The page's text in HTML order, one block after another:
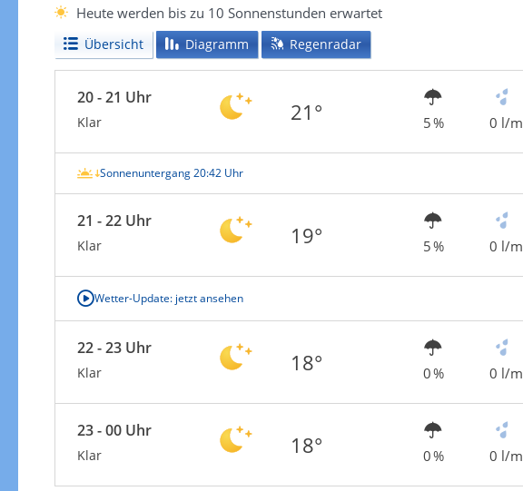
Heute werden bis zu 10 Sonnenstunden erwartet
Übersicht Diagramm Regenradar
20 - 21 Uhr
Klar 21° 5 % 0 l/
Sonnenuntergang 20:42 Uhr
21 - 22 Uhr
Klar 19° 5 % 0 l/
Wetter-Update: jetzt ansehen
22 - 23 Uhr
Klar 18° 0 % 0 l/
23 - 00 Uhr
Klar 18° 0 % 0 l/